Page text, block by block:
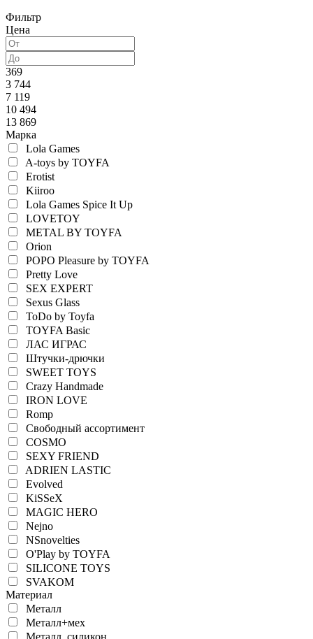
Фильтр
Цена
369
3 744
7 119
10 494
13 869
Марка
Lola Games
A-toys by TOYFA
Erotist
Kiiroo
Lola Games Spice It Up
LOVETOY
METAL BY TOYFA
Orion
POPO Pleasure by TOYFA
Pretty Love
SEX EXPERT
Sexus Glass
ToDo by Toyfa
TOYFA Basic
ЛАС ИГРАС
Штучки-дрючки
SWEET TOYS
Crazy Handmade
IRON LOVE
Romp
Свободный ассортимент
COSMO
SEXY FRIEND
ADRIEN LASTIC
Evolved
KiSSeX
MAGIC HERO
Nejno
NSnovelties
O'Play by TOYFA
SILICONE TOYS
SVAKOM
Материал
Металл
Металл+мех
Металл, силикон